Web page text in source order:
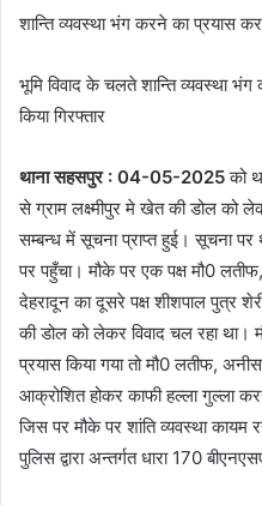
शान्ति व्यवस्था भंग करने का प्रयास
भूमि विवाद के चलते शान्ति व्यवस्था
किया गिरफ्तार
थाना सहसपुर : 04-05-2025को
से ग्राम लक्ष्मीपुर मे खेत की डोल को
सम्बन्ध में सूचना प्राप्त हुई। सूचना
पर पहुँचा। मौके पर एक पक्ष मौ0
देहरादून का दूसरे पक्ष शीशपाल पुत्र
की डोल को लेकर विवाद चल रहा था।
प्रयास किया गया तो मौ0 लतीफ,
आक्रोशित होकर काफी हल्ला गुल्ला
जिस पर मौके पर शांति व्यवस्था कायम
पुलिस द्वारा अन्तर्गत धारा 170